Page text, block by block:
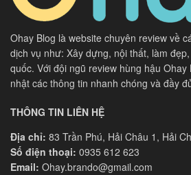
Ohay Blog là website chuyên review về
dịch vụ như: Xây dựng, nội thất, làm
quốc. Với đội ngũ review hùng hậu
nhật các thông tin nhanh chóng và đầy
THÔNG TIN LIÊN HỆ
Địa chỉ: 83 Trần Phú, Hải Châu 1, Hải
Số điện thoại: 0935 612 623
Email: Ohay.brando@gmail.com